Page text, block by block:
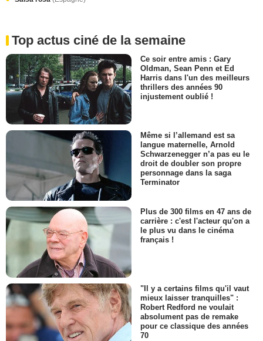
Top actus ciné de la semaine
Ce soir entre amis : Gary
Oldman, Sean Penn et Ed
Harris dans l'un des meilleurs
thrillers des années 90
injustement oublié !
Même si l’allemand est sa
langue maternelle, Arnold
Schwarzenegger n’a pas eu le
droit de doubler son propre
personnage dans la saga
Terminator
Plus de 300 films en 47 ans de
carrière : c'est l'acteur qu'on a
le plus vu dans le cinéma
français !
"Il y a certains films qu'il vaut
mieux laisser tranquilles" :
Robert Redford ne voulait
absolument pas de remake
pour ce classique des années
70